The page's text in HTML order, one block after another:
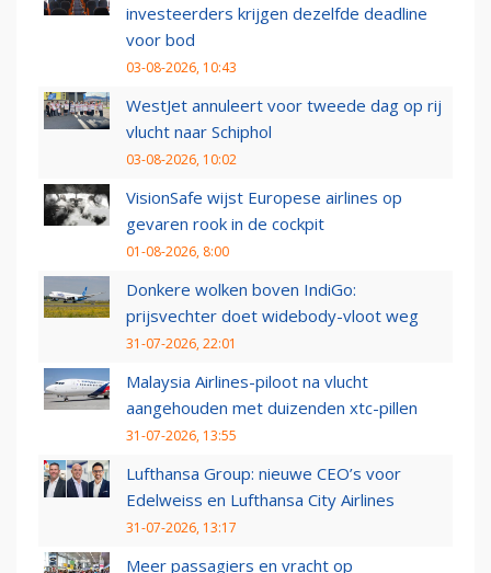
investeerders krijgen dezelfde deadline
voor bod
03-08-2026, 10:43
WestJet annuleert voor tweede dag op rij
vlucht naar Schiphol
03-08-2026, 10:02
VisionSafe wijst Europese airlines op
gevaren rook in de cockpit
01-08-2026, 8:00
Donkere wolken boven IndiGo:
prijsvechter doet widebody-vloot weg
31-07-2026, 22:01
Malaysia Airlines-piloot na vlucht
aangehouden met duizenden xtc-pillen
31-07-2026, 13:55
Lufthansa Group: nieuwe CEO’s voor
Edelweiss en Lufthansa City Airlines
31-07-2026, 13:17
Meer passagiers en vracht op